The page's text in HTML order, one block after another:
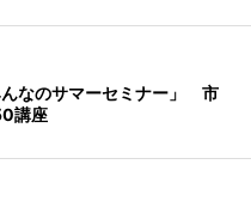
なのサマーセミナー」 市
講座